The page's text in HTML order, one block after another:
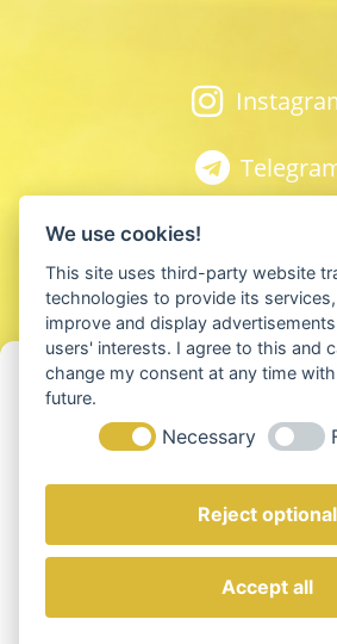
Cookie-Einwilligung
Um die besten Erfahrungen zu bieten,
Cookies, um Geräteinformationen zu
Daten wie das Surfverhalten oder eindeutige
verarbeiten. Die Nichteinwilligung oder der
kann bestimmte Merkmale und Funktionen
Akzeptieren
Youtube
Apple
Anchor
© 2025 Neue Erde
Impressum
We use cookies!
This site uses third-party website
technologies to provide its
improve and display
users' interests. I agree to this and
change my consent at any time
future.
Necessary
Reject optional
Accept all